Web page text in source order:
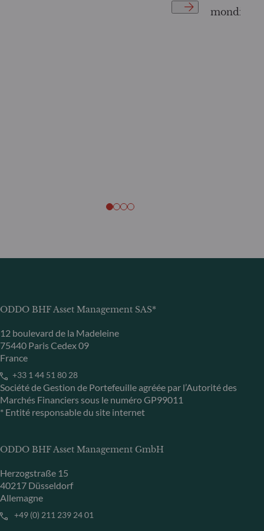
mondiale
ODDO BHF Asset Management SAS*
12 boulevard de la Madeleine
75440 Paris Cedex 09
France
+33 1 44 51 80 28
Société de Gestion de Portefeuille agréée par l’Autorité des
Marchés Financiers sous le numéro GP99011
* Entité responsable du site internet
ODDO BHF Asset Management GmbH
Herzogstraße 15
40217 Düsseldorf
Allemagne
+49 (0) 211 239 24 01